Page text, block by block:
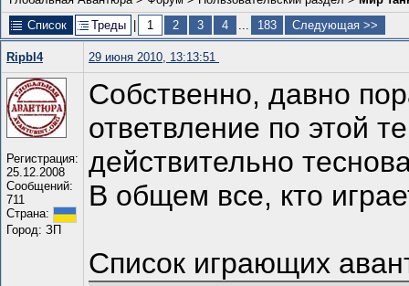
Список
Треды 1 2 3 4 ... 183 Следующая >>
Ripbl4 29 июня 2010, 13:13:51
Регистрация:
25.12.2008
Сообщений:
711
Страна:
Город: ЗП
Собственно, давно
ответвление по этой
действительно
В общем все, кто
Список играющих